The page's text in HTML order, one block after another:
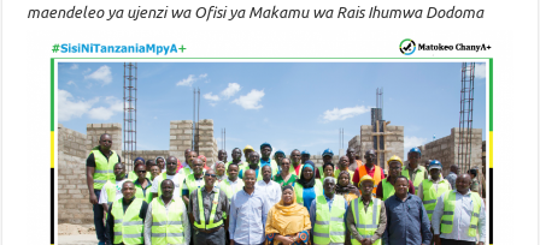
maendeleo ya ujenzi wa Ofisi ya Makamu wa Rais Ihumwa Dodoma